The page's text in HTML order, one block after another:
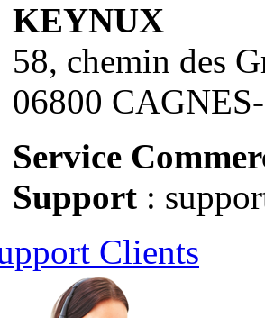
KEYNUX
58, chemin des
06800
Service
Support :
Clients